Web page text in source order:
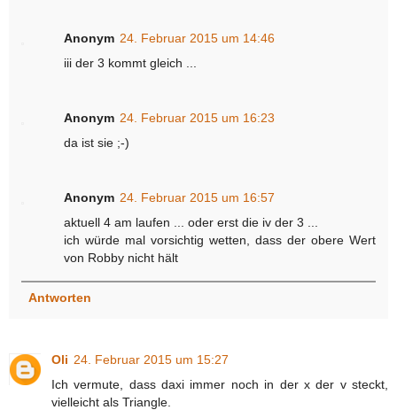
Anonym 24. Februar 2015 um 14:46
iii der 3 kommt gleich ...
Anonym 24. Februar 2015 um 16:23
da ist sie ;-)
Anonym 24. Februar 2015 um 16:57
aktuell 4 am laufen ... oder erst die iv der 3 ...
ich würde mal vorsichtig wetten, dass der obere Wert
von Robby nicht hält
Antworten
Oli 24. Februar 2015 um 15:27
Ich vermute, dass daxi immer noch in der x der v steckt,
vielleicht als Triangle.